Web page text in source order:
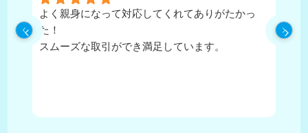
よく親身になって対応してくれてありがたかっ
た！
スムーズな取引ができ満足しています。